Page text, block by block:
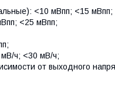
<10 мВпп; <15 мВпп;
<25 мВпп;
ч; <30 мВ/ч;
от выходного